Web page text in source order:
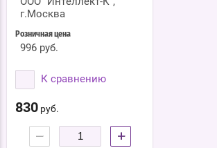
г.Москва
Розничная цена
996 руб.
К сравнению
830 руб.
− +